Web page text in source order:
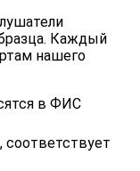
Каждый
нашего
в ФИС
соответствует